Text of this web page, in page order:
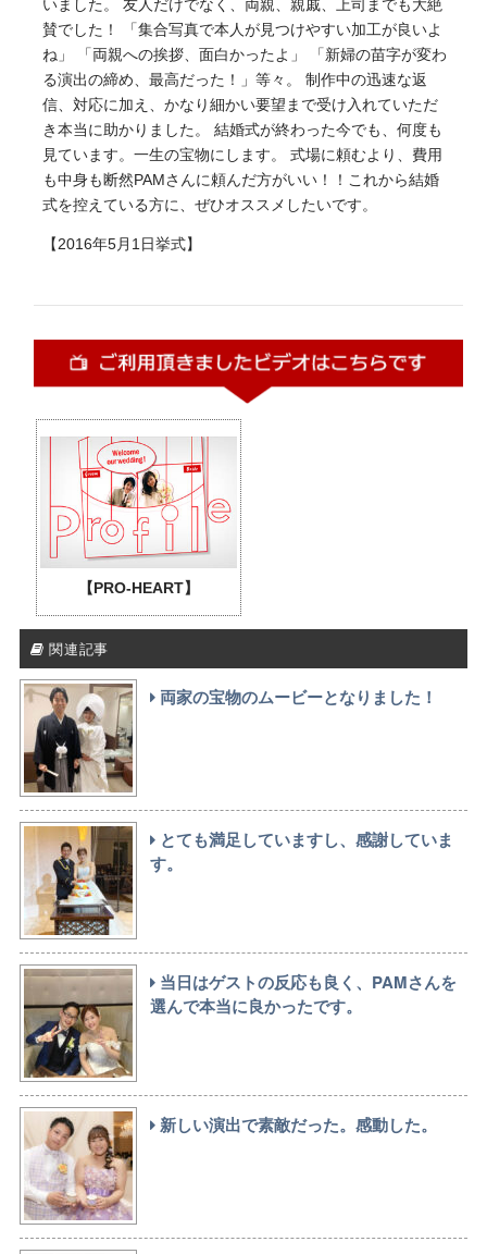
いました。 友人だけでなく、両親、親戚、上司までも大絶
賛でした！ 「集合写真で本人が見つけやすい加工が良いよ
ね」 「両親への挨拶、面白かったよ」 「新婦の苗字が変わ
る演出の締め、最高だった！」等々。 制作中の迅速な返
信、対応に加え、かなり細かい要望まで受け入れていただ
き本当に助かりました。 結婚式が終わった今でも、何度も
見ています。一生の宝物にします。 式場に頼むより、費用
も中身も断然PAMさんに頼んだ方がいい！！これから結婚
式を控えている方に、ぜひオススメしたいです。
【2016年5月1日挙式】
【PRO-HEART】
関連記事
両家の宝物のムービーとなりました！
とても満足していますし、感謝していま
す。
当日はゲストの反応も良く、PAMさんを
選んで本当に良かったです。
新しい演出で素敵だった。感動した。